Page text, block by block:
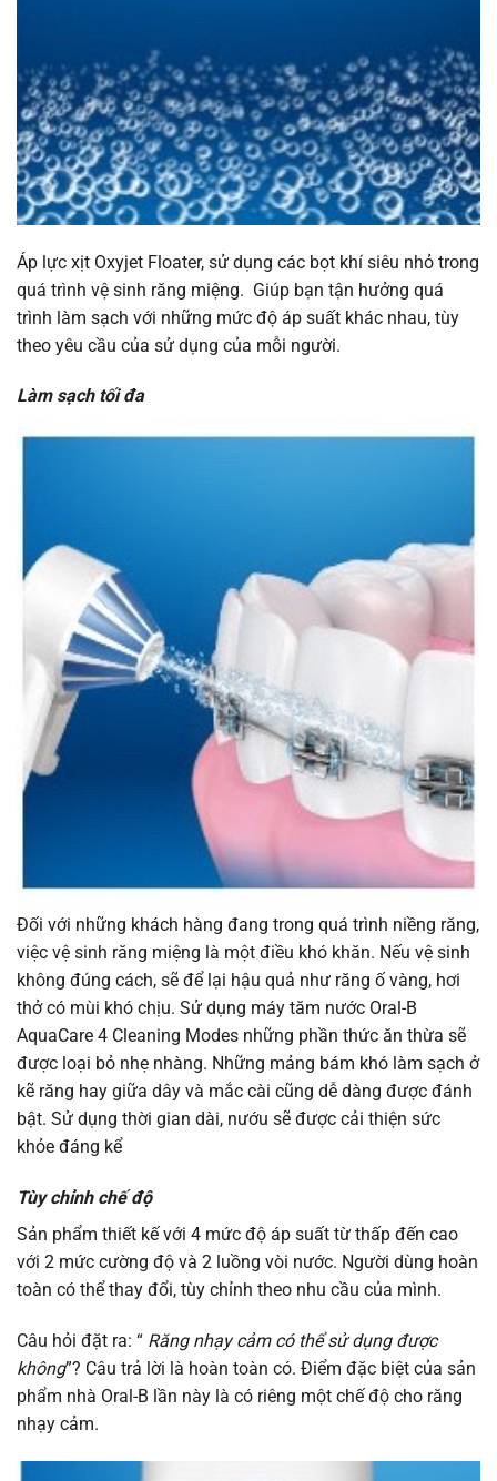
Áp lực xịt Oxyjet Floater, sử dụng các bọt khí siêu nhỏ trong
quá trình vệ sinh răng miệng. Giúp bạn tận hưởng quá
trình làm sạch với những mức độ áp suất khác nhau, tùy
theo yêu cầu của sử dụng của mỗi người.
Làm sạch tối đa
Đối với những khách hàng đang trong quá trình niềng răng,
việc vệ sinh răng miệng là một điều khó khăn. Nếu vệ sinh
không đúng cách, sẽ để lại hậu quả như răng ố vàng, hơi
thở có mùi khó chịu. Sử dụng máy tăm nước Oral-B
AquaCare 4 Cleaning Modes những phần thức ăn thừa sẽ
được loại bỏ nhẹ nhàng. Những mảng bám khó làm sạch ở
kẽ răng hay giữa dây và mắc cài cũng dễ dàng được đánh
bật. Sử dụng thời gian dài, nướu sẽ được cải thiện sức
khỏe đáng kể
Tùy chỉnh chế độ
Sản phẩm thiết kế với 4 mức độ áp suất từ thấp đến cao
với 2 mức cường độ và 2 luồng vòi nước. Người dùng hoàn
toàn có thể thay đổi, tùy chỉnh theo nhu cầu của mình.
Câu hỏi đặt ra: “ Răng nhạy cảm có thể sử dụng được
không”? Câu trả lời là hoàn toàn có. Điểm đặc biệt của sản
phẩm nhà Oral-B lần này là có riêng một chế độ cho răng
nhạy cảm.